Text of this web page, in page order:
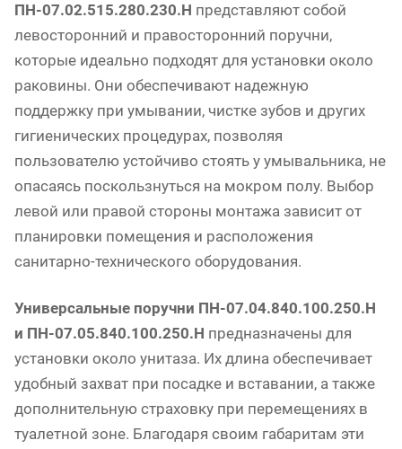
ПН-07.02.515.280.230.Н представляют собой
левосторонний и правосторонний поручни,
которые идеально подходят для установки около
раковины. Они обеспечивают надежную
поддержку при умывании, чистке зубов и других
гигиенических процедурах, позволяя
пользователю устойчиво стоять у умывальника, не
опасаясь поскользнуться на мокром полу. Выбор
левой или правой стороны монтажа зависит от
планировки помещения и расположения
санитарно-технического оборудования.
Универсальные поручни ПН-07.04.840.100.250.Н
и ПН-07.05.840.100.250.Н предназначены для
установки около унитаза. Их длина обеспечивает
удобный захват при посадке и вставании, а также
дополнительную страховку при перемещениях в
туалетной зоне. Благодаря своим габаритам эти